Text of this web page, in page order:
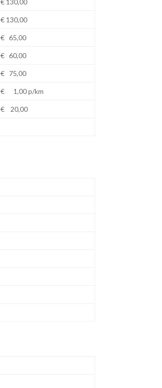
€ 130,00
€ 130,00
€ 65,00
€ 60,00
€ 75,00
€ 1,00 p/km
€ 20,00